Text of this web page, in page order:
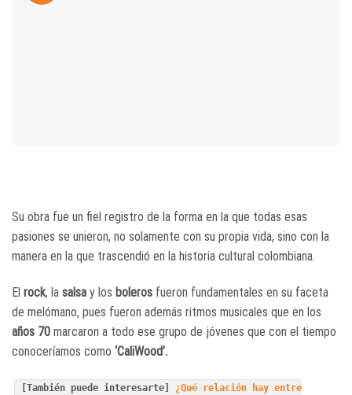
Su obra fue un fiel registro de la forma en la que todas esas
pasiones se unieron, no solamente con su propia vida, sino con la
manera en la que trascendió en la historia cultural colombiana.
El rock, la salsa y los boleros fueron fundamentales en su faceta
de melómano, pues fueron además ritmos musicales que en los
años 70 marcaron a todo ese grupo de jóvenes que con el tiempo
conoceríamos como ‘CaliWood’.
[También puede interesarte] ¿Qué relación hay entre